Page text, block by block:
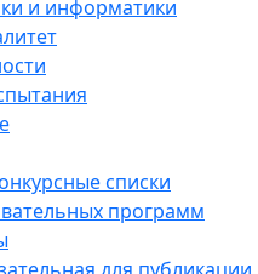
и информатики
списки
программ